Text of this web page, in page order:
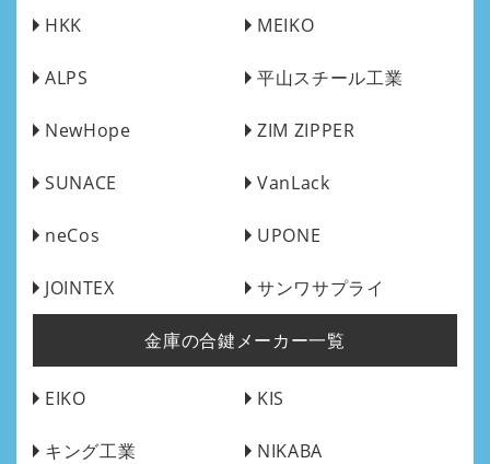
HKK MEIKO
ALPS 平山スチール工業
NewHope ZIM ZIPPER
SUNACE VanLack
neCos UPONE
JOINTEX サンワサプライ
金庫の合鍵メーカー一覧
EIKO KIS
キング工業 NIKABA